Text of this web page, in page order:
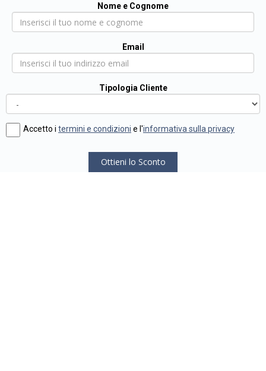
Nome e Cognome
Email
Tipologia Cliente
Accetto i termini e condizioni e l'informativa sulla privacy
Ottieni lo Sconto